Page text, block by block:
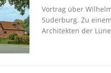
Vortrag über
Suderburg. Zu
Architekten der